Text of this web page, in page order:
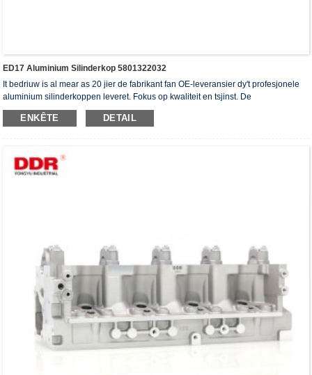
ED17 Aluminium Silinderkop 5801322032
It bedriuw is al mear as 20 jier de fabrikant fan OE-leveransier dy't profesjonele
aluminium silinderkoppen leveret. Fokus op kwaliteit en tsjinst. De
silinderkoppen hawwe it ISO16949-autentikaasjesertifikaat, "de heechdichte
silinderkop", "de lange libbensdoer fan 'e silinderkop" en de oare 5 patinten foar
ENKÊTE DETAIL